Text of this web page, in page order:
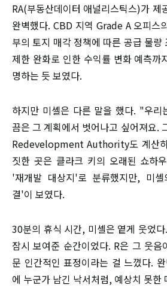
RA(부동산데이터 애널리스틱스)가 제
완벽했다. CBD 지역 Grade A 오피스
부의 토지 매각 정책에 따른 공급 물
제한 완화로 인한 수익률 변화 예측까
명하는 듯 보였다.
하지만 미셸은 다른 말을 했다. "우리
끔은 그 계획에서 벗어나고 싶어져요.
Redevelopment Authority도 계산
짓한 곳은 클라크 키의 오래된 쇼하
'재개발 대상지'로 분류했지만, 미
결'이 보였다.
30분의 휴식 시간, 미셸은 옅게 웃었
잠시 보여준 순간이었다. R은 그 웃
문 인간적인 표정이라는 걸 느꼈다.
에 누군가 남긴 낙서처럼, 예상치 못한